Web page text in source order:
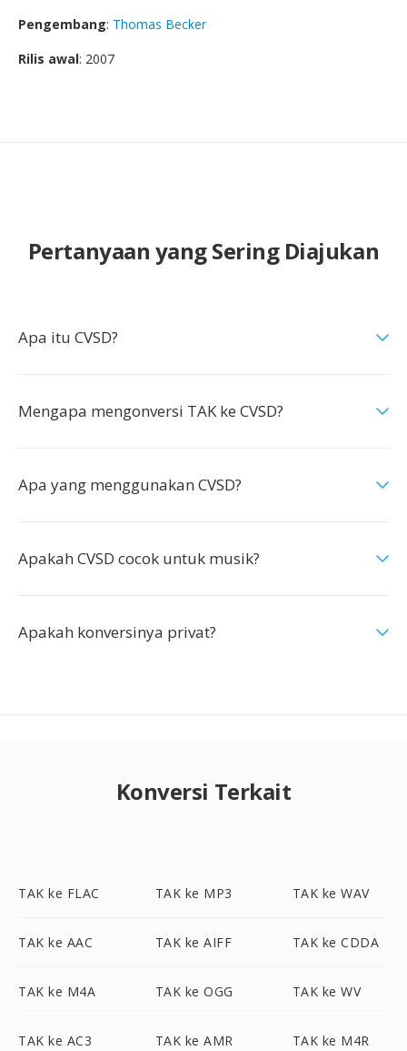
Pengembang: Thomas Becker
Rilis awal: 2007
Pertanyaan yang Sering Diajukan
Apa itu CVSD?
Mengapa mengonversi TAK ke CVSD?
Apa yang menggunakan CVSD?
Apakah CVSD cocok untuk musik?
Apakah konversinya privat?
Konversi Terkait
TAK ke FLAC TAK ke MP3 TAK ke WAV
TAK ke AAC TAK ke AIFF TAK ke CDDA
TAK ke M4A TAK ke OGG TAK ke WV
TAK ke AC3 TAK ke AMR TAK ke M4R